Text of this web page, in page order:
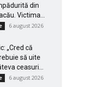
din
Victima...
6 august 2026
„Cred că
să uite
ceasuri...
6 august 2026